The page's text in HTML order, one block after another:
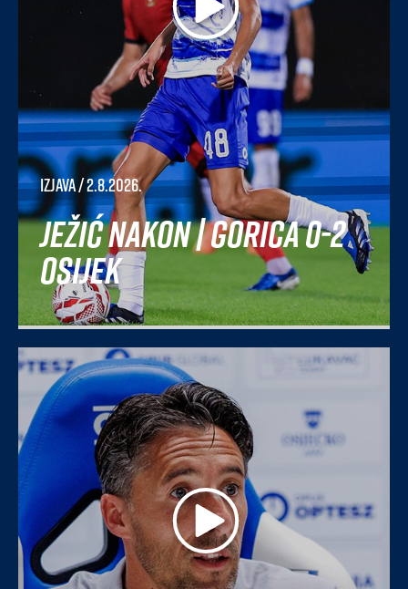
Izjava/ 2.8.2026.
Ježić nakon | Gorica 0-2
Osijek